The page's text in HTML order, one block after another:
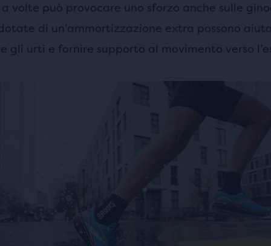
volte può provocare uno sforzo anche sulle
di un’ammortizzazione extra possono
gli urti e fornire supporto al movimento verso